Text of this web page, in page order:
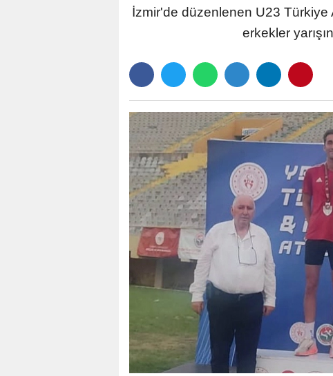
İzmir'de düzenlenen U23 Türkiye
erkekler